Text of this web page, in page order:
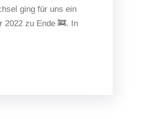
ging für uns ein
2022 zu Ende 🚒. In